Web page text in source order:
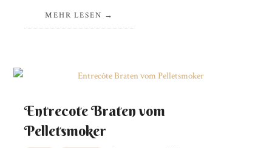
MEHR LESEN
Entrecote Braten vom
Pelletsmoker